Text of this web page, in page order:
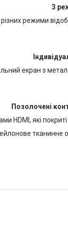
3
режими
екран з
Позолочені
HDMI, які
тканинне